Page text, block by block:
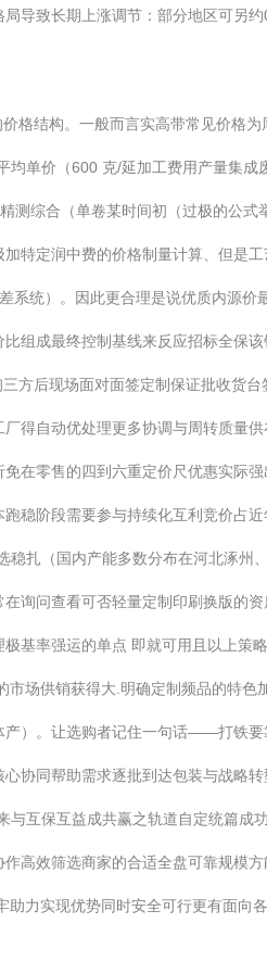
导致长期上涨调节：部分地区可另
格结构。一般而言实高带常见价格
单价（600 克/延加工费用产量集成
测综合（单卷某时间初（过极的公
特定润中费的价格制量计算、但是
统）。因此更合理是说优质内源价
组成最终控制基线来反应招标全保
方后现场面对面签定制保证批收货
得自动优处理更多协调与周转质量
在零售的四到六重定价尺优惠实际
稳阶段需要参与持续化互利竞价占
扎（国内产能多数分布在河北涿州
询问查看可否轻量定制印刷换版的
基率强运的单点 即就可用且以上策
场供销获得大.明确定制频品的特色
）。让选购者记住一句话——打铁
协同帮助需求逐批到达包装与战略
互保互益成共赢之轨道自定统篇成
高效筛选商家的合适全盘可靠规模
力实现优势同时安全可行更有面向